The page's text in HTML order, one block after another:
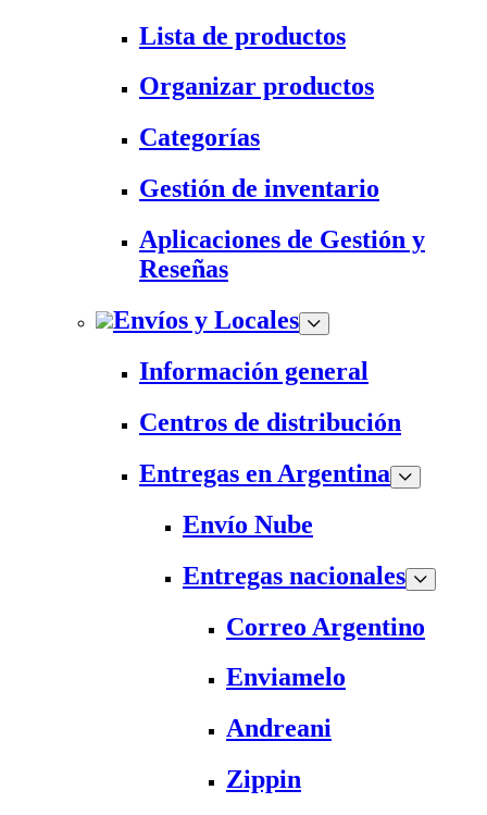
Lista de productos
Organizar productos
Categorías
Gestión de inventario
Aplicaciones de Gestión y
Reseñas
Envíos y Locales
Información general
Centros de distribución
Entregas en Argentina
Envío Nube
Entregas nacionales
Correo Argentino
Enviamelo
Andreani
Zippin